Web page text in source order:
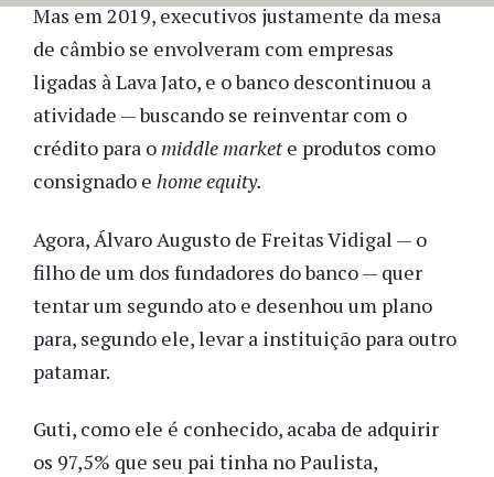
Mas em 2019, executivos justamente da mesa
de câmbio se envolveram com empresas
ligadas à Lava Jato, e o banco descontinuou a
atividade — buscando se reinventar com o
crédito para omiddle markete produtos como
consignado e home equity.
Agora, Álvaro Augusto de Freitas Vidigal — o
filho de um dos fundadores do banco — quer
tentar um segundo ato e desenhou um plano
para, segundo ele, levar a instituição para outro
patamar.
Guti, como ele é conhecido, acaba de adquirir
os 97,5% que seu pai tinha no Paulista,